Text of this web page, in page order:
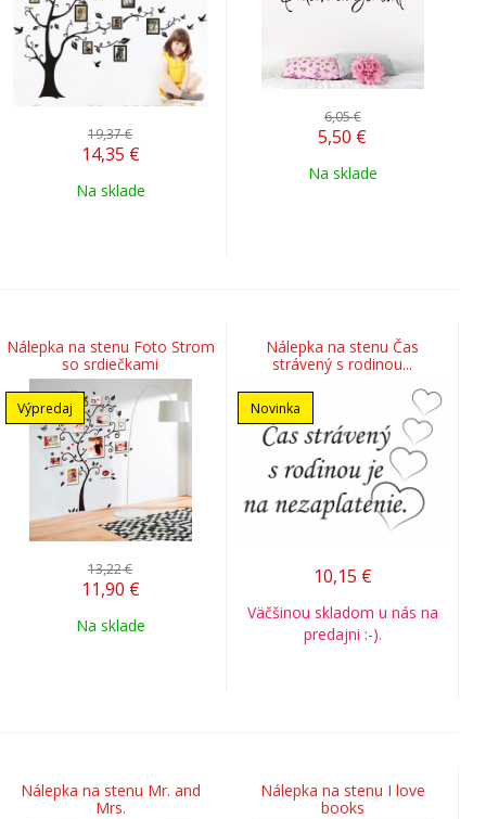
19,37 €
14,35 €
Na sklade
6,05 €
5,50 €
Na sklade
Nálepka na stenu Foto Strom
so srdiečkami
Výpredaj
13,22 €
11,90 €
Na sklade
Nálepka na stenu Čas
strávený s rodinou...
Novinka
10,15 €
Väčšinou skladom u nás na
predajni :-).
Nálepka na stenu Mr. and
Mrs.
Nálepka na stenu I love
books